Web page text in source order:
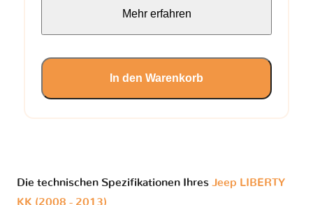
Mehr erfahren
In den Warenkorb
Die technischen Spezifikationen Ihres Jeep LIBERTY
KK (2008 - 2013)